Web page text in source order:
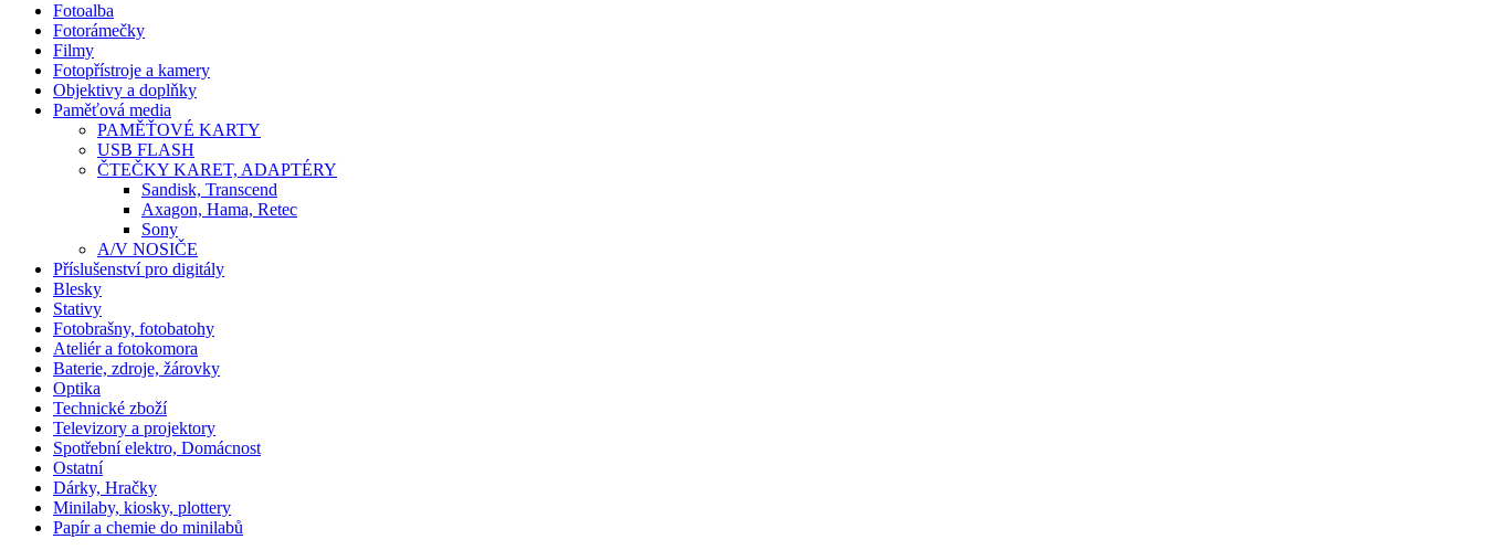
Fotoalba
Fotorámečky
Filmy
Fotopřístroje a kamery
Objektivy a doplňky
Paměťová media
PAMĚŤOVÉ KARTY
USB FLASH
ČTEČKY KARET, ADAPTÉRY
Sandisk, Transcend
Axagon, Hama, Retec
Sony
A/V NOSIČE
Příslušenství pro digitály
Blesky
Stativy
Fotobrašny, fotobatohy
Ateliér a fotokomora
Baterie, zdroje, žárovky
Optika
Technické zboží
Televizory a projektory
Spotřební elektro, Domácnost
Ostatní
Dárky, Hračky
Minilaby, kiosky, plottery
Papír a chemie do minilabů